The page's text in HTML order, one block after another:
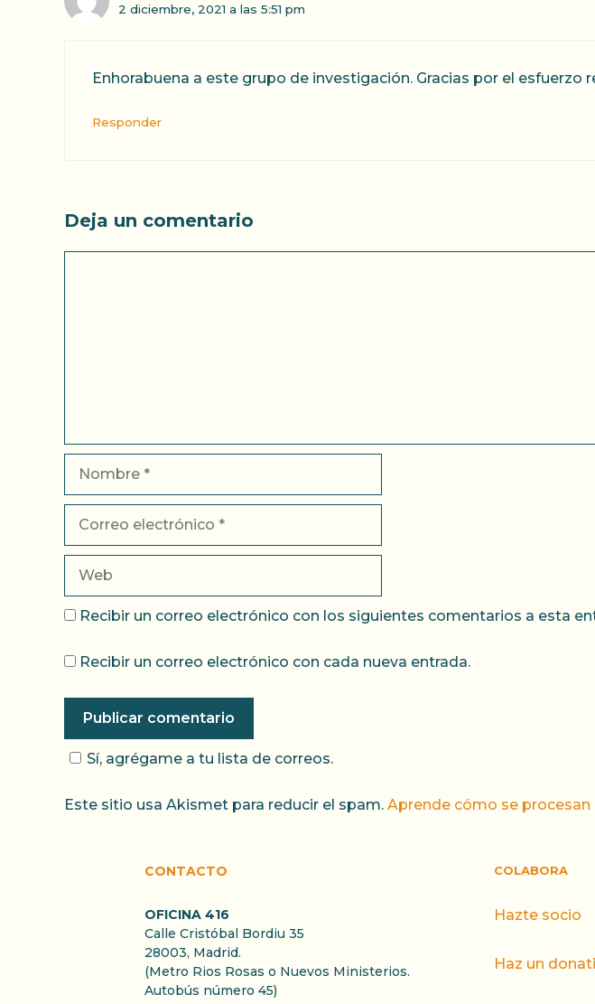
2 diciembre, 2021 a las 5:51 pm
Enhorabuena a este grupo de investigación. Gracias por el esfuerzo
Responder
Deja un comentario
electrónico
Recibir un correo electrónico con los siguientes comentarios a esta
Recibir un correo electrónico con cada nueva entrada.
Sí, agrégame a tu lista de correos.
Este sitio usa Akismet para reducir el spam. Aprende cómo se
CONTACTO
OFICINA 416
Calle Cristóbal Bordiu 35
28003, Madrid.
(Metro Rios Rosas o Nuevos Ministerios.
Autobús número 45)
COLABORA
Hazte socio
Haz un